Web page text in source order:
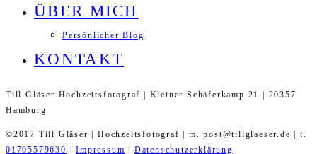
ÜBER MICH
Persönlicher Blog
KONTAKT
Till Gläser Hochzeitsfotograf | Kleiner Schäferkamp 21 | 20357
Hamburg
©2017 Till Gläser | Hochzeitsfotograf | m. post@tillglaeser.de | t.
01705579630
|Impressum Datenschutzerklärung